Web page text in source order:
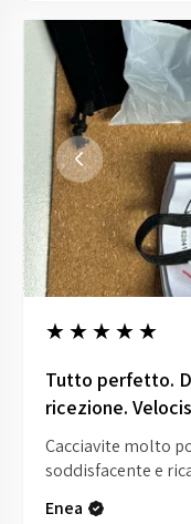
5
★★★★★
Tutto perfetto.
ricezione.
Cacciavite molto
soddisfacente e
Enea